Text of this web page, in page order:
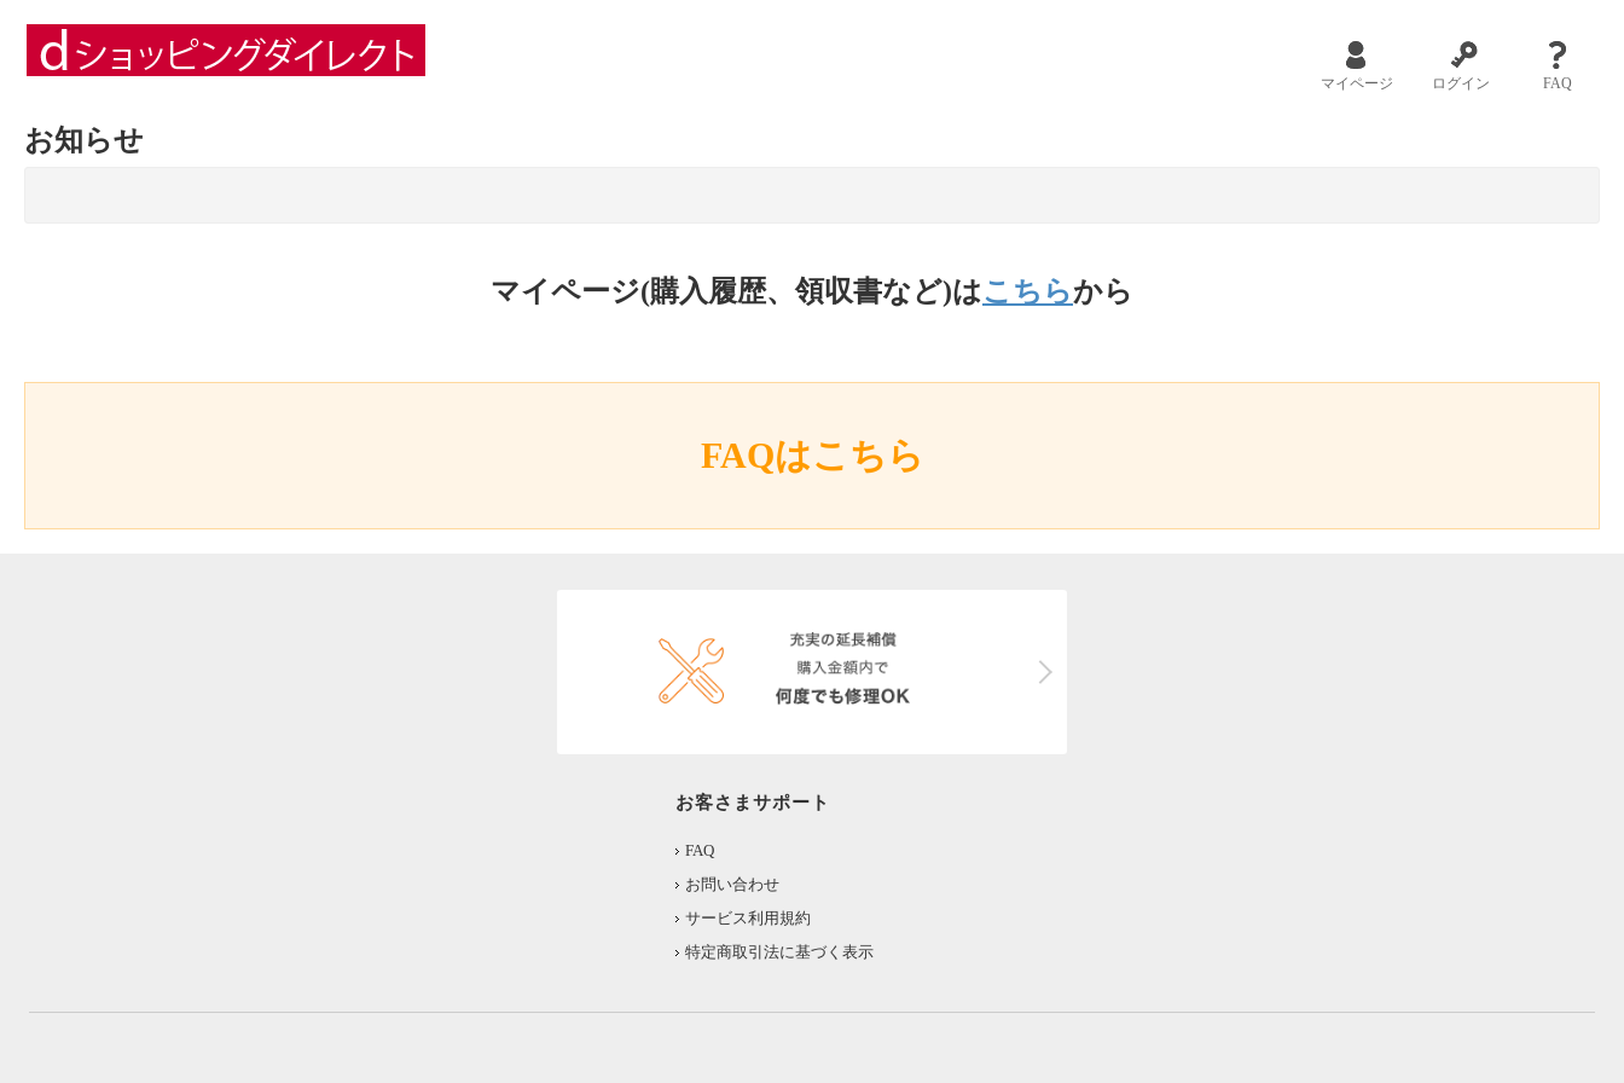
マイページ ログイン FAQ
お知らせ
マイページ(購入履歴、領収書など)はこちらから
FAQはこちら
お客さまサポート
FAQ
お問い合わせ
サービス利用規約
特定商取引法に基づく表示